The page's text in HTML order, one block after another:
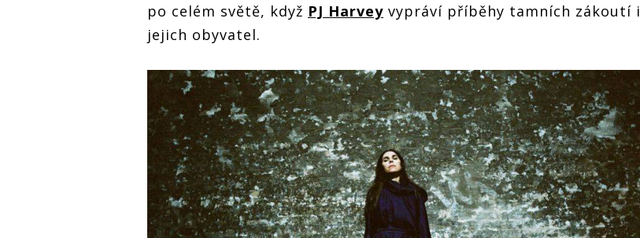
po celém světě, když PJ Harvey vypráví příběhy tamních zákoutí i
jejich obyvatel.